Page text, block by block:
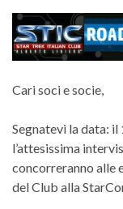
Cari soci e socie,
Segnatevi la data:
l’attesissima
concorreranno alle
del Club alla